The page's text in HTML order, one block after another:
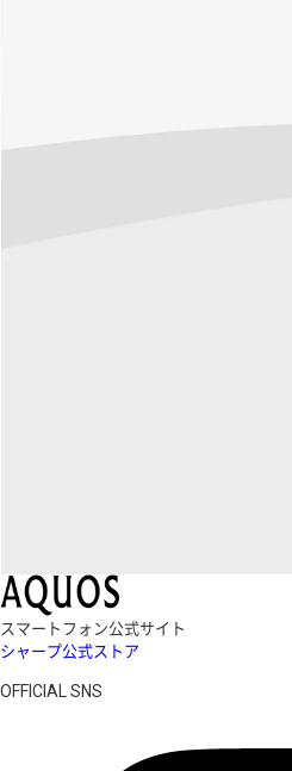
スマートフォン公式サイト
シャープ公式ストア
OFFICIAL SNS